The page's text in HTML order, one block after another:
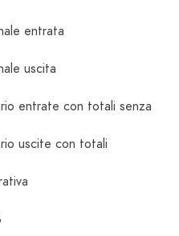
entrata
uscita
entrate con totali senza
uscite con totali